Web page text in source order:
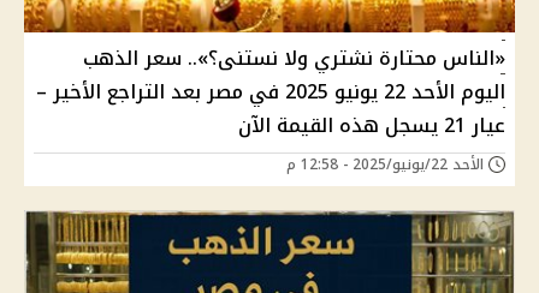
«الناس محتارة نشتري ولا نستنى؟».. سعر الذهب
اليوم الأحد 22 يونيو 2025 في مصر بعد التراجع الأخير –
عيار 21 يسجل هذه القيمة الآن
الأحد 22/يونيو/2025 - 12:58 م